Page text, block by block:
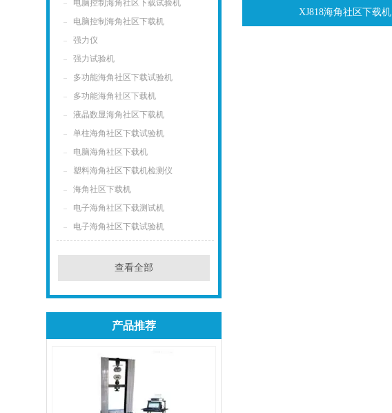
电脑控制海角社区下载试验机
电脑控制海角社区下载机
强力仪
强力试验机
多功能海角社区下载试验机
多功能海角社区下载机
液晶数显海角社区下载机
单柱海角社区下载试验机
电脑海角社区下载机
塑料海角社区下载机检测仪
海角社区下载机
电子海角社区下载测试机
电子海角社区下载试验机
查看全部
产品推荐
XJ818海角社区下载机